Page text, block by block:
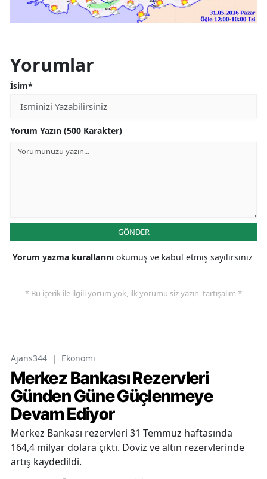
Yorumlar
İsim*
Yorum Yazın (500 Karakter)
GÖNDER
Yorum yazma kurallarını okumuş ve kabul etmiş sayılırsınız
* Bu içerik ile ilgili yorum yok, ilk yorumu siz yazın, tartışalım *
Ajans344 | Ekonomi
Merkez Bankası Rezervleri
Günden Güne Güçlenmeye
Devam Ediyor
Merkez Bankası rezervleri 31 Temmuz haftasında
164,4 milyar dolara çıktı. Döviz ve altın rezervlerinde
artış kaydedildi.